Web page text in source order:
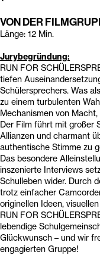
VON DER
Länge: 12 Min.
Jurybegründung:
RUN FOR
tiefen
Schülersprechers. Was
zu einem turbulenten
Mechanismen von
Der Film führt mit großer
Allianzen und charmant
authentische Stimme zu
Das besondere
inszenierte Interviews
Schulleben wider. Durch
trotz einfacher
originellen Idee­­n,
RUN FOR
lebendige
Glückwunsch – und wir
engagierten Gruppe!